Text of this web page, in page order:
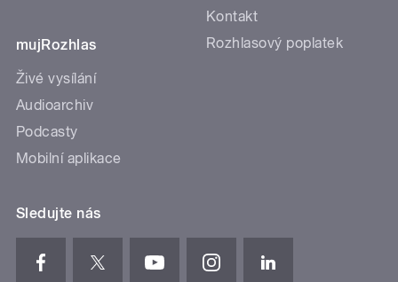
mujRozhlas
Živé vysílání
Audioarchiv
Podcasty
Mobilní aplikace
Kontakt
Rozhlasový poplatek
Sledujte nás